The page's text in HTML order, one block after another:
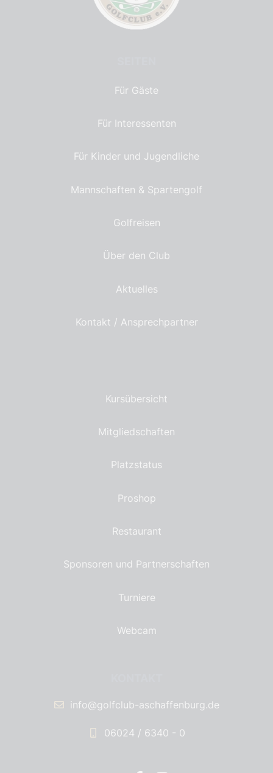
Für Gäste
Für Interessenten
Für Kinder und Jugendliche
Mannschaften & Spartengolf
Golfreisen
Über den Club
Aktuelles
Kontakt / Ansprechpartner
Kursübersicht
Mitgliedschaften
Platzstatus
Proshop
Restaurant
Sponsoren und Partnerschaften
Turniere
Webcam
info@golfclub-aschaffenburg.de
06024 / 6340 - 0